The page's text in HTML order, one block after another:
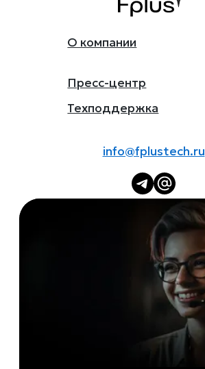
О компании
Пресс-центр
Техподдержка
info@fplustech.ru